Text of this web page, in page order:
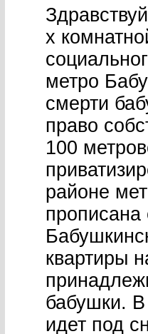
х
метро
смерти
право
100
районе
прописана
квартиры
бабушки. В
идет под